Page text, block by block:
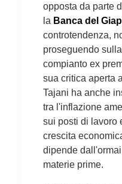
opposta da parte
la Banca del
controtendenza,
proseguendo
compianto ex
sua critica aperta
Tajani ha anche
tra l'inflazione
sui posti di lavoro
crescita
dipende
materie prime.